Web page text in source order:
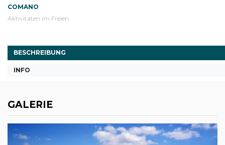
COMANO
Aktivitäten im Freien
BESCHREIBUNG
INFO
GALERIE